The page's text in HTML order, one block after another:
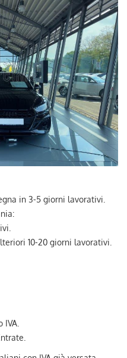
in 3-5 giorni lavorativi.
10-20 giorni lavorativi.
IVA.